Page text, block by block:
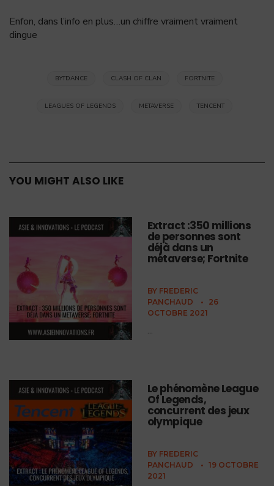
Enfon, dans l’info en plus…un chiffre vraiment vraiment
dingue
BYTDANCE CLASH OF CLAN FORTNITE
LEAGUES OF LEGENDS METAVERSE TENCENT
YOU MIGHT ALSO LIKE
Extract :350 millions
de personnes sont
déjà dans un
métaverse; Fortnite
BY FREDERIC
PANCHAUD
•
26
OCTOBRE 2021
...
Le phénomène League
Of Legends,
concurrent des jeux
olympique
BY FREDERIC
PANCHAUD
• 19 OCTOBRE
2021